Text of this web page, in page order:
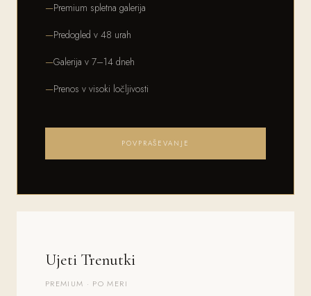
Premium spletna galerija
Predogled v 48 urah
Galerija v 7–14 dneh
Prenos v visoki ločljivosti
POVPRAŠEVANJE
Ujeti Trenutki
PREMIUM · PO MERI